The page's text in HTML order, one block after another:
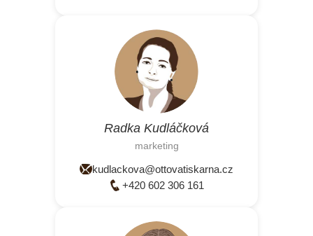
Radka Kudláčková
marketing
kudlackova@ottovatiskarna.cz
+420 602 306 161